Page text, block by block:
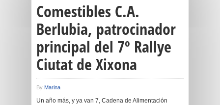
Comestibles C.A.
Berlubia, patrocinador
principal del 7º Rallye
Ciutat de Xixona
By Marina
Un año más, y ya van 7, Cadena de Alimentación